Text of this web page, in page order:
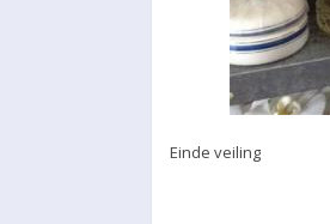
Einde veiling